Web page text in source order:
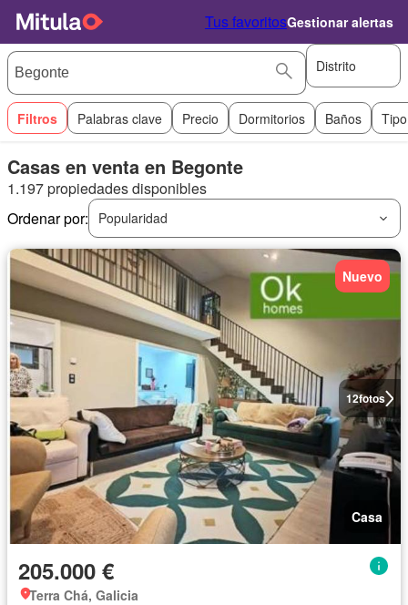
Tus favoritosGestionar alertas
Distrito
Filtros Palabras clave Precio Dormitorios Baños
Casas en venta en Begonte
1.197 propiedades disponibles
Ordenar por:
Popularidad
12fotos
Nuevo
Casa
205.000 €
Terra Chá, Galicia